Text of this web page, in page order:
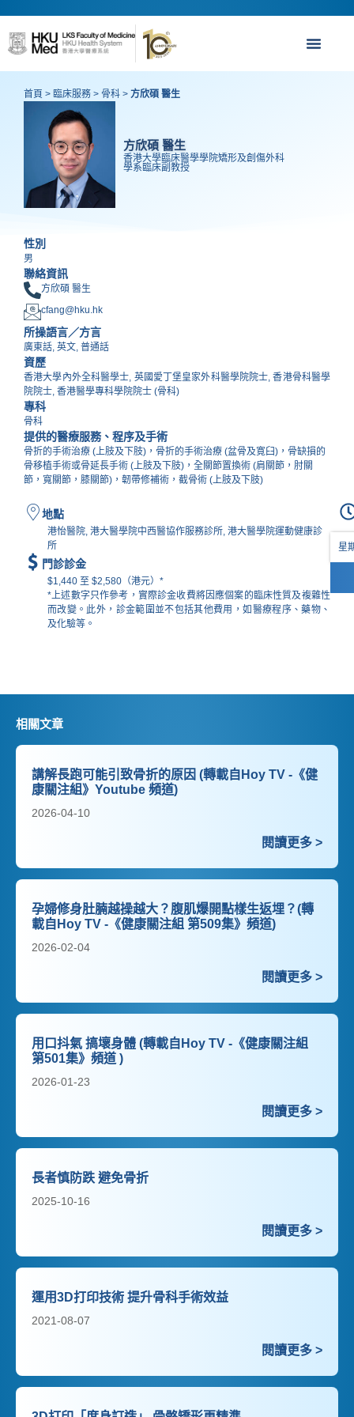
首頁 > 臨床服務 > 骨科 > 方欣碩 醫生
方欣碩 醫生
香港大學臨床醫學學院矯形及創傷外科
學系臨床副教授
所操語言／方言
廣東話, 英文, 普通話
聯絡資訊
方欣碩 醫生
cfang@hku.hk
性別
男
資歷
香港大學內外全科醫學士, 英國愛丁堡皇家外科醫學院院士, 香港骨科醫學
院院士, 香港醫學專科學院院士 (骨科)
專科
骨科
提供的醫療服務、程序及手術
骨折的手術治療 (上肢及下肢)，骨折的手術治療 (盆骨及寛臼)，骨缺損的
骨移植手術或骨延長手術 (上肢及下肢)，全關節置換術 (肩關節，肘關
節，寬關節，膝關節)，韌帶修補術，截骨術 (上肢及下肢)
地點
港怡醫院, 港大醫學院中西醫協作服務診所, 港大醫學院運動健康診
所
門診診金
$1,440 至 $2,580（港元）*
*上述數字只作參考，實際診金收費將因應個案的臨床性質及複雜性
而改變。此外，診金範圍並不包括其他費用，如醫療程序、藥物、
及化驗等。​
星
相關文章
講解長跑可能引致骨折的原因 (轉載自Hoy TV -《健
康關注組》Youtube 頻道)
2026-04-10
閱讀更多 >
孕婦修身肚腩越操越大？腹肌爆開點樣生返埋？(轉
載自Hoy TV -《健康關注組 第509集》頻道)
2026-02-04
閱讀更多 >
用口抖氣 搞壞身體 (轉載自Hoy TV -《健康關注組
第501集》頻道 )
2026-01-23
閱讀更多 >
長者慎防跌 避免骨折
2025-10-16
閱讀更多 >
運用3D打印技術 提升骨科手術效益
2021-08-07
閱讀更多 >